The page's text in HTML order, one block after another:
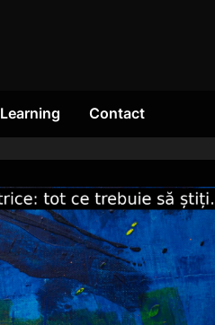
Learning Contact